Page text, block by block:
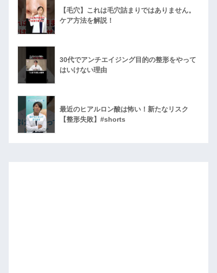
【毛穴】これは毛穴詰まりではありません。
ケア方法を解説！
30代でアンチエイジング目的の整形をやって
はいけない理由
最近のヒアルロン酸は怖い！新たなリスク
【整形失敗】#shorts